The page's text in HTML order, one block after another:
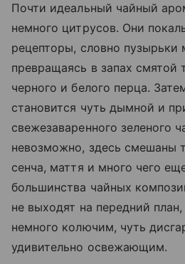
Почти идеальный чайный
немного цитрусов. Они
рецепторы, словно пузырьки
превращаясь в запах смятой
черного и белого перца.
становится чуть дымной и
свежезаваренного зеленого
невозможно, здесь смешаны
сенча, маття и много чего
большинства чайных
не выходят на передний
немного колючим, чуть
удивительно освежающим.